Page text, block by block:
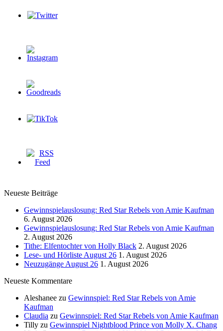
Neueste Beiträge
Gewinnspielauslosung: Red Star Rebels von Amie Kaufman
6. August 2026
Gewinnspielauslosung: Red Star Rebels von Amie Kaufman
2. August 2026
Tithe: Elfentochter von Holly Black 2. August 2026
Lese- und Hörliste August 26 1. August 2026
Neuzugänge August 26 1. August 2026
Neueste Kommentare
Aleshanee zu Gewinnspiel: Red Star Rebels von Amie
Kaufman
Claudia zu Gewinnspiel: Red Star Rebels von Amie Kaufman
Tilly zu Gewinnspiel Nightblood Prince von Molly X. Chang